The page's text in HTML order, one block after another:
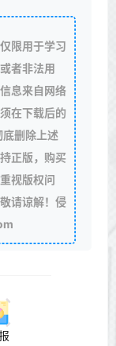
限用于学习
者非法用
息来自网络
在下载后的
删除上述
正版，购买
视版权问
请谅解！侵